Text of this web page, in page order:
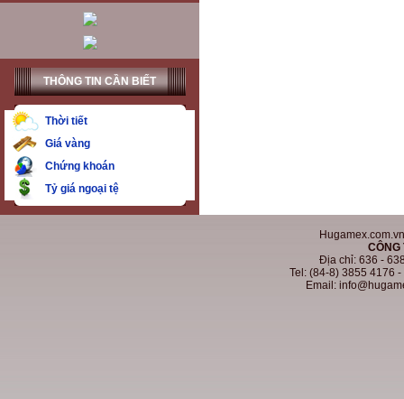
THÔNG TIN CẦN BIẾT
Thời tiết
Giá vàng
Chứng khoán
Tỷ giá ngoại tệ
CÔNG
Địa chỉ: 636 -
Tel: (84-8) 3855 4176
Email: